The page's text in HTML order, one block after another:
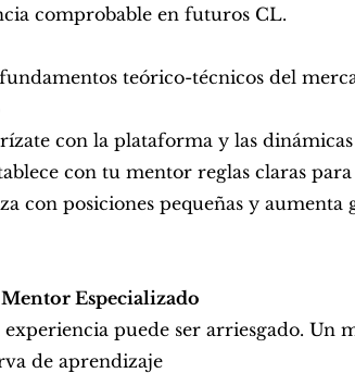
comprobable en futuros CL.
teórico-técnicos del
con la plataforma y las
con tu mentor reglas claras
con posiciones pequeñas y
Especializado
puede ser arriesgado. Un
de aprendizaje